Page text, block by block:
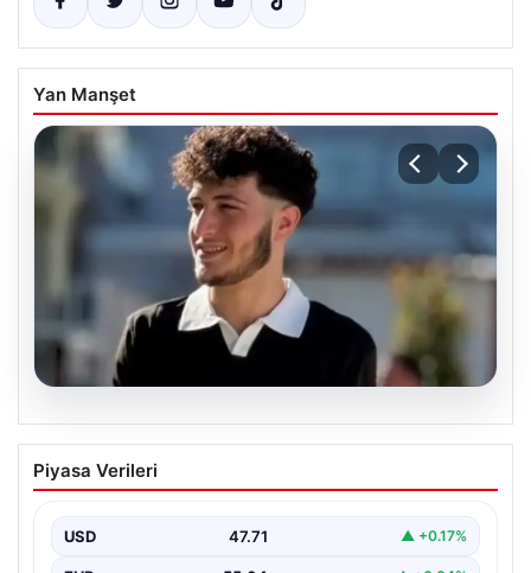
Yan Manşet
Fatih’te 19 yaşındaki Ali’nin bıçakla
öldürüldüğü kavgaya ilişkin gözaltı
Piyasa Verileri
USD 47.71 ▲ +0.17%